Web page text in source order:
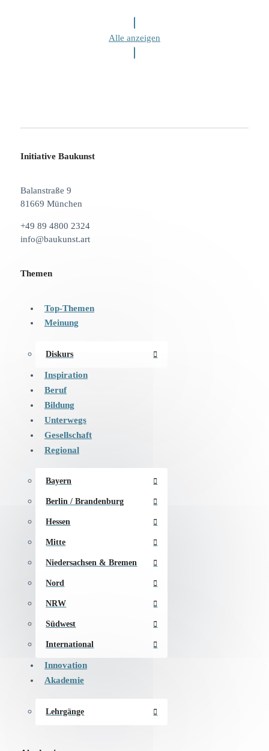
Alle anzeigen
Initiative Baukunst
Balanstraße 9
81669 München
+49 89 4800 2324
info@baukunst.art
Themen
Top-Themen
Meinung
Diskurs
Inspiration
Beruf
Bildung
Unterwegs
Gesellschaft
Regional
Bayern
Berlin / Brandenburg
Hessen
Mitte
Niedersachsen & Bremen
Nord
NRW
Südwest
International
Innovation
Akademie
Lehrgänge